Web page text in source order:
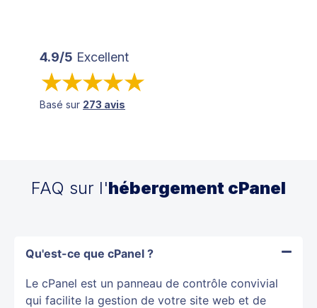
4.9/5 Excellent
Basé sur 273 avis
FAQ sur l'hébergement cPanel
Qu'est-ce que cPanel ?
Le cPanel est un panneau de contrôle convivial
qui facilite la gestion de votre site web et de